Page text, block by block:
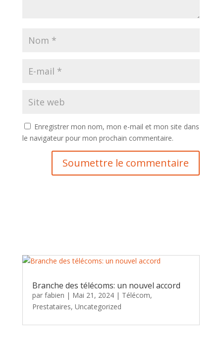
Enregistrer mon nom, mon e-mail et mon site dans
le navigateur pour mon prochain commentaire.
Soumettre le commentaire
Branche des télécoms: un nouvel accord
par fabien | Mai 21, 2024| Télécom,
Prestataires, Uncategorized